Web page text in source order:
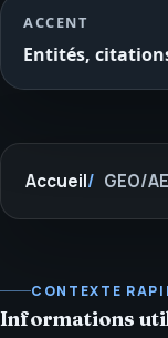
ACCENT
Entités,
Accueil GEO/
CONTEXTE
Informations